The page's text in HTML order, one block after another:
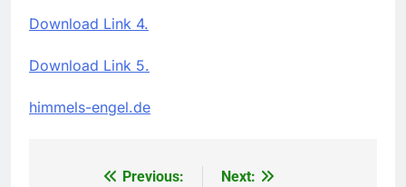
Download Link 4.
Download Link 5.
himmels-engel.de
Previous:
Next: